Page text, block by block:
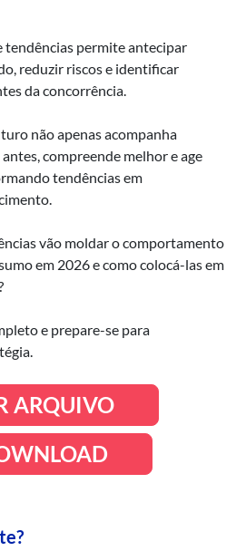
tendências permite antecipar
reduzir riscos e identificar
da concorrência.
não apenas acompanha
compreende melhor e age
tendências em
vão moldar o comportamento
em 2026 e como colocá-las em
e prepare-se para
ARQUIVO